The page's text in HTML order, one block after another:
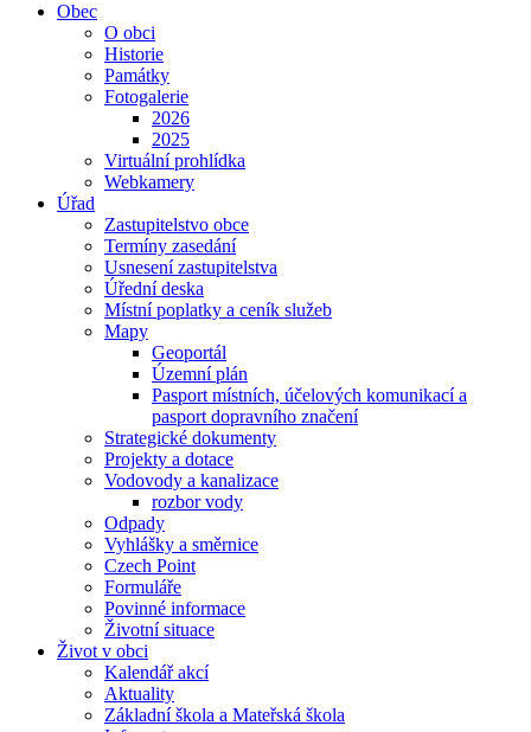
Obec
O obci
Historie
Památky
Fotogalerie
2026
2025
Virtuální prohlídka
Webkamery
Úřad
Zastupitelstvo obce
Termíny zasedání
Usnesení zastupitelstva
Úřední deska
Místní poplatky a ceník služeb
Mapy
Geoportál
Územní plán
Pasport místních, účelových komunikací a
pasport dopravního značení
Strategické dokumenty
Projekty a dotace
Vodovody a kanalizace
rozbor vody
Odpady
Vyhlášky a směrnice
Czech Point
Formuláře
Povinné informace
Životní situace
Život v obci
Kalendář akcí
Aktuality
Základní škola a Mateřská škola